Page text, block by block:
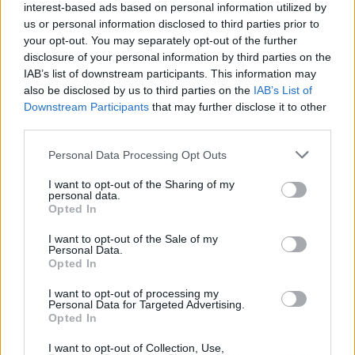
interest-based ads based on personal information utilized by
us or personal information disclosed to third parties prior to
your opt-out. You may separately opt-out of the further
disclosure of your personal information by third parties on the
IAB’s list of downstream participants. This information may
also be disclosed by us to third parties on the IAB’s List of
Downstream Participants that may further disclose it to other
Personal Data Processing Opt Outs
I want to opt-out of the Sharing of my
personal data.
Opted In
I want to opt-out of the Sale of my
Personal Data.
Opted In
I want to opt-out of processing my
Personal Data for Targeted Advertising.
Opted In
I want to opt-out of Collection, Use,
07:12
Γουατεμάλα: Τέλος της εκρηκτικής δραστηριότητας στο
ηφαίστειο Φουέγο
07:05
Εορτολόγιο: Ποιοι γιορτάζουν σήμερα 6 Αυγούστου
Νέα θωρηκτά των ΗΠΑ θα φέρουν το όνομα του Ντόναλντ
06:45
το 112
Σαλάτα καπρέζε
Η Σελίνα Γκόμεζ τραγουδά στα ισπανικά στο νέο βίντεο